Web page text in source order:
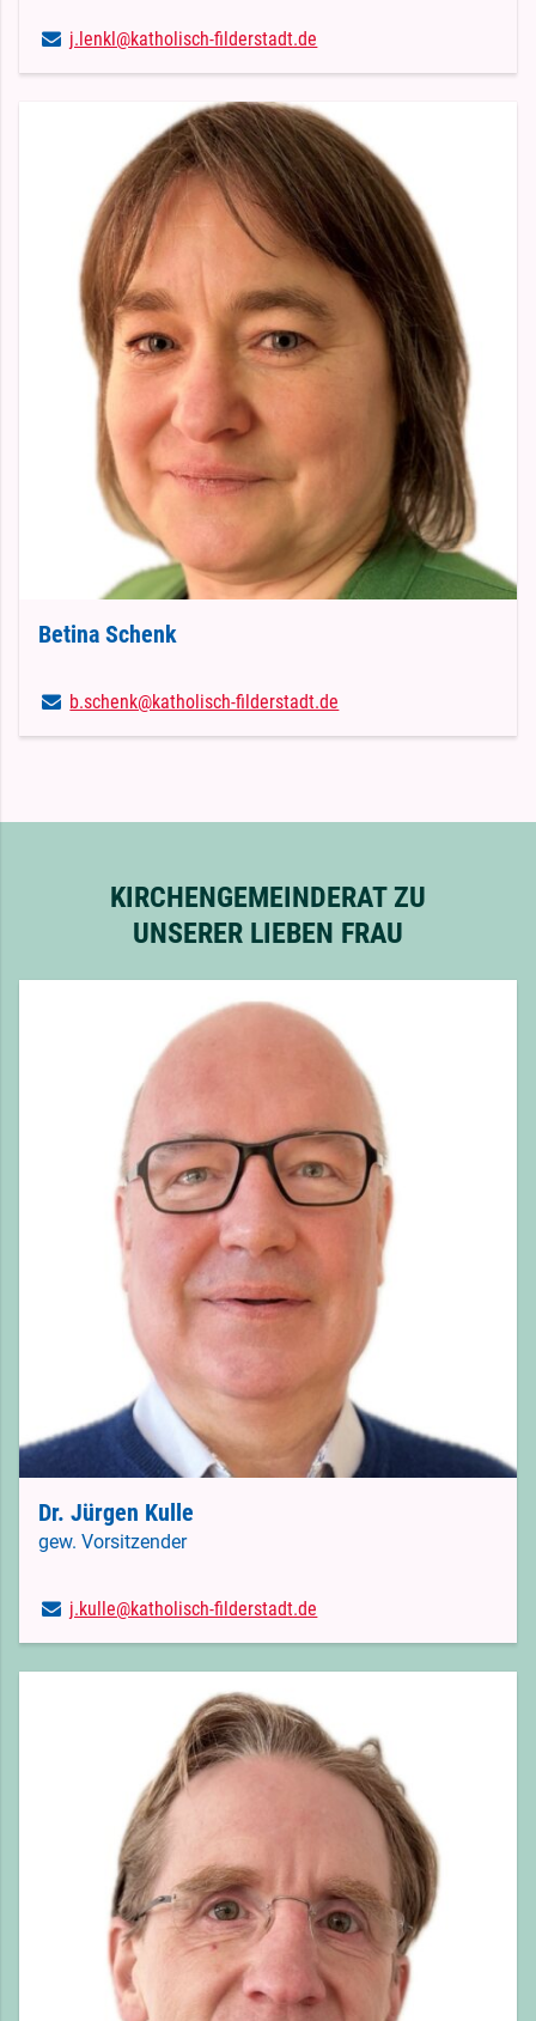
j.​lenkl@​katholisch-filderstadt.​de
Betina Schenk
b.​schenk@​katholisch-filderstadt.​de
KIRCHENGEMEINDERAT ZU
UNSERER LIEBEN FRAU
Dr. Jürgen Kulle
gew. Vorsitzender
j.​kulle@​katholisch-filderstadt.​de